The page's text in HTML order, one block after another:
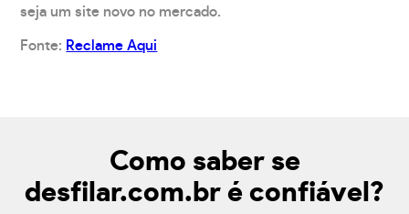
seja um site novo no mercado.
Fonte: Reclame Aqui
Como saber se
desfilar.com.br é confiável?